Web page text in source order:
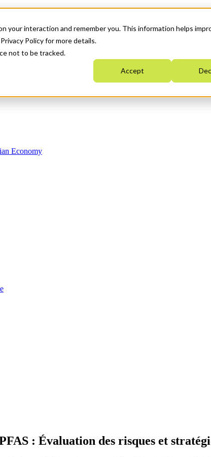
interaction and remember you. This information helps
Policy for more details.
not to be tracked.
Accept
Economy
: Évaluation des risques et